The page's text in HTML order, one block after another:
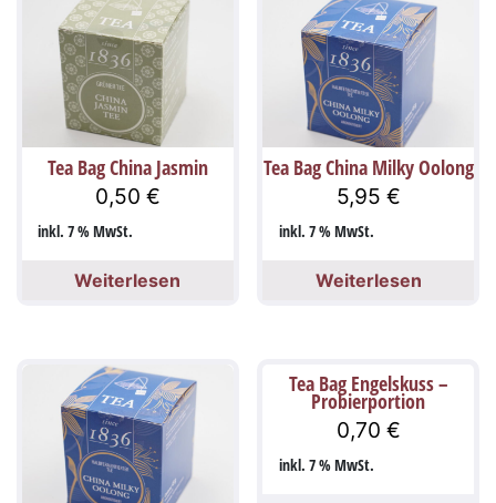
Tea Bag China Jasmin
0,50 €
inkl. 7 % MwSt.
Weiterlesen
Tea Bag China Milky Oolong
5,95 €
inkl. 7 % MwSt.
Weiterlesen
Tea Bag Engelskuss –
Probierportion
0,70 €
inkl. 7 % MwSt.